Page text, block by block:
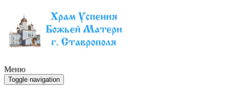
Меню
Toggle navigation